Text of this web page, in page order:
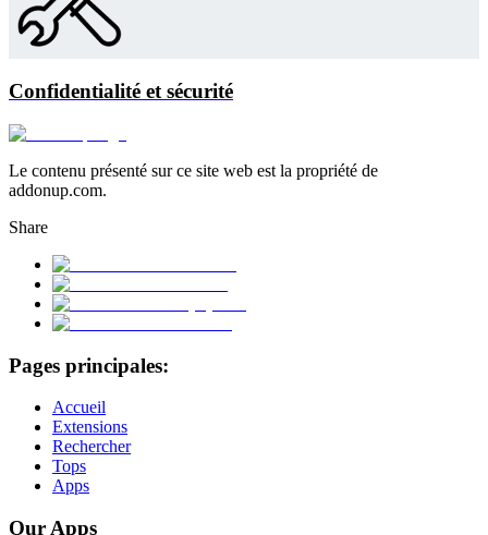
Confidentialité et sécurité
Le contenu présenté sur ce site web est la propriété de
addonup.com.
Share
Pages principales:
Accueil
Extensions
Rechercher
Tops
Apps
Our Apps